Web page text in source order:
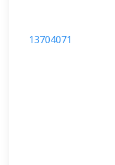
13704071